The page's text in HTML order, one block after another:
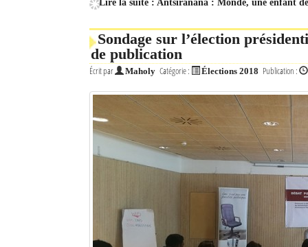
Lire la suite : Antsiranana : Monde, une enfant de
Sondage sur l’élection
de publication
Écrit par Maholy Catégorie : Élections 2018 Publication :